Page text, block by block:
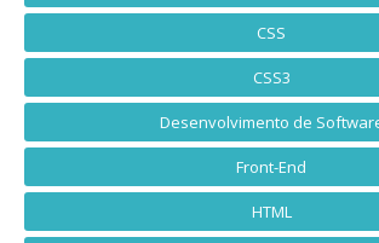
CSS
CSS3
Desenvolvimento de
Front-End
HTML